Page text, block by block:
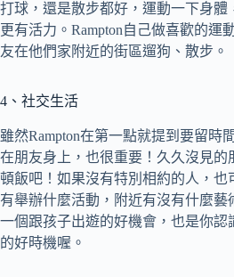
打球，還是散步都好，運動一下身體
更有活力。Rampton自己做喜歡的運
友在他們家附近的街區遛狗、散步。
4、社交生活
雖然Rampton在第一點就提到要留時
在朋友身上，也很重要！久久沒見的
頓飯吧！如果沒有特別相約的人，也
有舉辦什麼活動，附近有沒有什麼藝
一個跟孩子出遊的好機會，也是你認
的好時機喔。